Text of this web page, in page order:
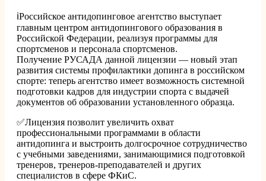
ℹ️Российское антидопинговое агентство выступает
главным центром антидопингового образования в
Российской Федерации, реализуя программы для
спортсменов и персонала спортсменов.
Получение РУСАДА данной лицензии — новый этап
развития системы профилактики допинга в российском
спорте: теперь агентство имеет возможность системной
подготовки кадров для индустрии спорта с выдачей
документов об образовании установленного образца.
✅Лицензия позволит увеличить охват
профессиональными программами в области
антидопинга и выстроить долгосрочное сотрудничество
с учебными заведениями, занимающимися подготовкой
тренеров, тренеров-преподавателей и других
специалистов в сфере ФКиС.